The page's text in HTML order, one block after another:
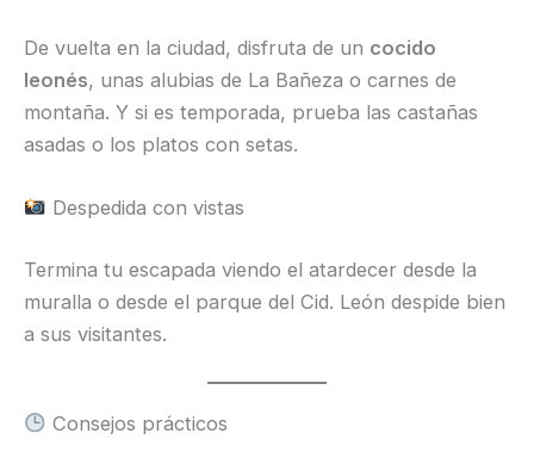
De vuelta en la ciudad, disfruta de un cocido
leonés, unas alubias de La Bañeza o carnes de
montaña. Y si es temporada, prueba las castañas
asadas o los platos con setas.
Despedida con vistas
Termina tu escapada viendo el atardecer desde la
muralla o desde el parque del Cid. León despide bien
a sus visitantes.
Consejos prácticos